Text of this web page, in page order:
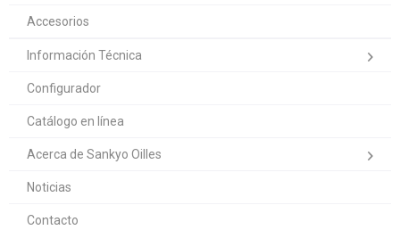
Accesorios
Información Técnica
Configurador
Catálogo en línea
Acerca de Sankyo Oilles
Noticias
Contacto